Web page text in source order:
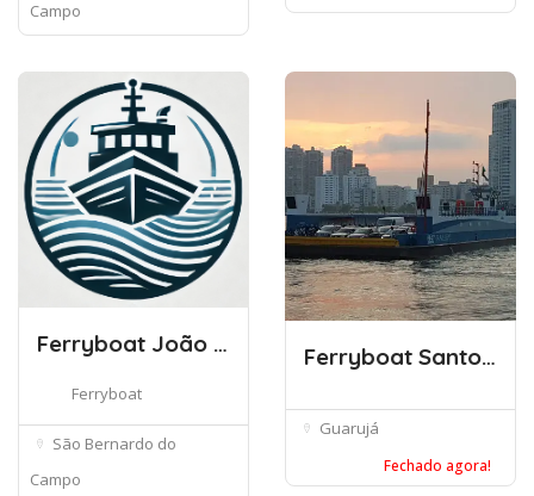
Campo
Ferryboat João Basso (São Paulo)
Ferryboat
São Bernardo do
Campo
Ferryboat Santos – Guarujá
Guarujá
Fechado agora!